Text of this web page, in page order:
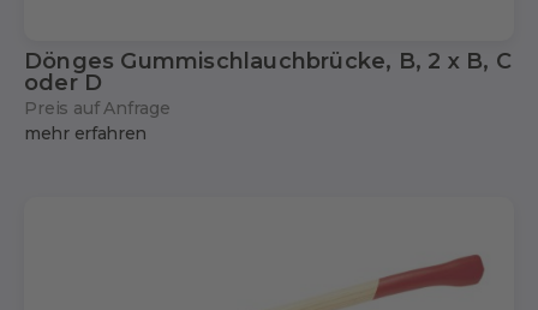
Dönges Gummischlauchbrücke, B, 2 x B, C
oder D
Preis auf Anfrage
mehr erfahren